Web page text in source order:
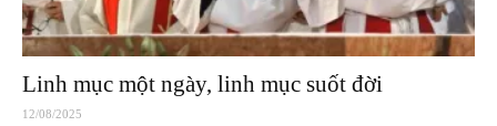
Linh mục một ngày, linh mục suốt đời
12/08/2025